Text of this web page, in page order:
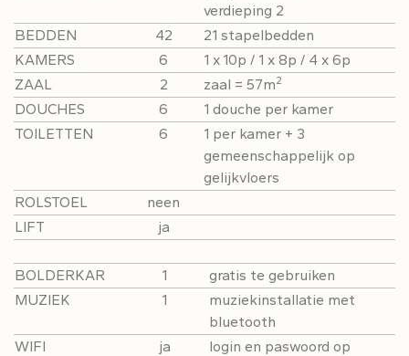
verdieping 2
BEDDEN
42
21 stapelbedden
KAMERS
6
1 x 10p / 1 x 8p / 4 x 6p
ZAAL
2 zaal = 57m2
DOUCHES 6
1 douche per kamer
TOILETTEN
6
1 per kamer + 3
gemeenschappelijk op
gelijkvloers
ROLSTOEL
neen
LIFT
ja
BOLDERKAR 1
gratis te gebruiken
MUZIEK
1
muziekinstallatie met
bluetooth
WIFI
ja
login en paswoord op